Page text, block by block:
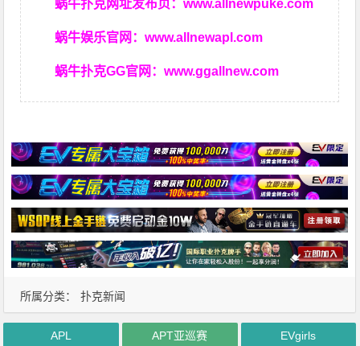
蜗牛扑克网址发布页：www.allnewpuke.com
蜗牛娱乐官网：www.allnewapl.com
蜗牛扑克GG官网：www.ggallnew.com
所属分类： 扑克新闻
APL APT亚巡赛 EVgirls